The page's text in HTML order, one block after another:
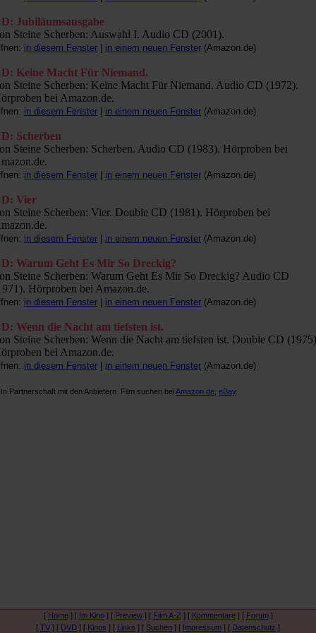
Jubiläumsausgabe
Steine Scherben: Auswahl I. Audio CD (2001).
in diesem Fenster in einem neuen Fenster (Amazon.de)
Keine Macht Für Niemand.
Steine Scherben: Keine Macht Für Niemand. Audio CD (1972).
bei Amazon.de.
in diesem Fenster in einem neuen Fenster (Amazon.de)
Scherben
Steine Scherben: Scherben. Audio CD (1983). Hörproben bei
in diesem Fenster in einem neuen Fenster (Amazon.de)
Vier
Steine Scherben: Vier. Double CD (1981). Hörproben bei
in diesem Fenster in einem neuen Fenster (Amazon.de)
Warum Geht Es Mir So Dreckig?
Steine Scherben: Warum Geht Es Mir So Dreckig? Audio CD
Hörproben bei Amazon.de.
in diesem Fenster in einem neuen Fenster (Amazon.de)
Wenn die Nacht am tiefsten ist.
Steine Scherben: Wenn die Nacht am tiefsten ist. Double CD
bei Amazon.de.
in diesem Fenster in einem neuen Fenster (Amazon.de)
Partnerschaft mit den Anbietern. Film suchen beiAmazon.de eBay
[ Home] [ Im Kino] [ Preview] [ Film A-Z ] [ Kommentare] [ Forum]
[ TV ] [ DVD ] [ Kinos ] [ Links ] [ Suchen ] [ Impressum ] [ Datenschutz ]